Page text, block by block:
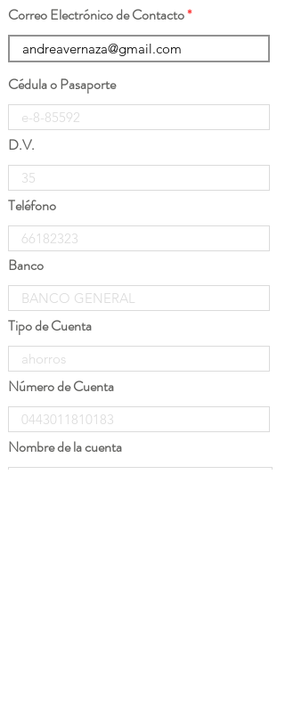
Correo Electrónico de Contacto
Cédula o Pasaporte
D.V.
Teléfono
Banco
Tipo de Cuenta
Número de Cuenta
Nombre de la cuenta